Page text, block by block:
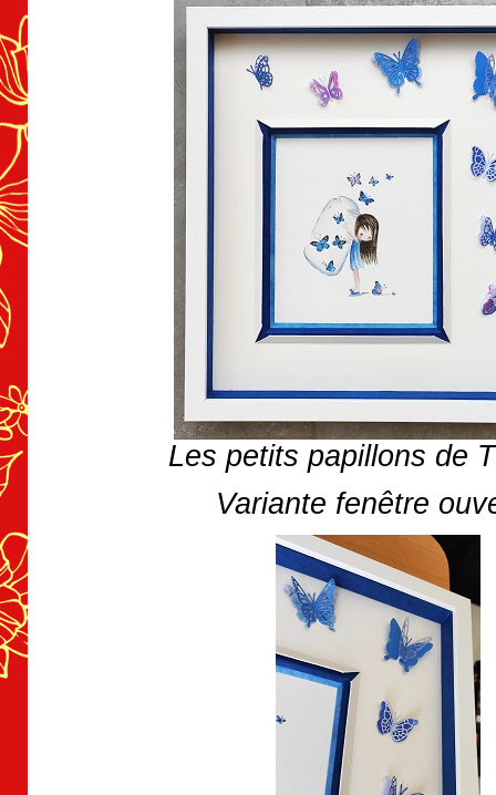
Les petits papillons de
Variante fenêtre